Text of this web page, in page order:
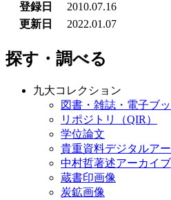
登録日
2010.07.16
更新日
2022.01.07
探す・調べる
九大コレクション
図書・雑誌・電子ブ
リポジトリ（QIR）
学位論文
貴重資料デジタルア
中村哲著述アーカイブ
蔵書印画像
炭鉱画像